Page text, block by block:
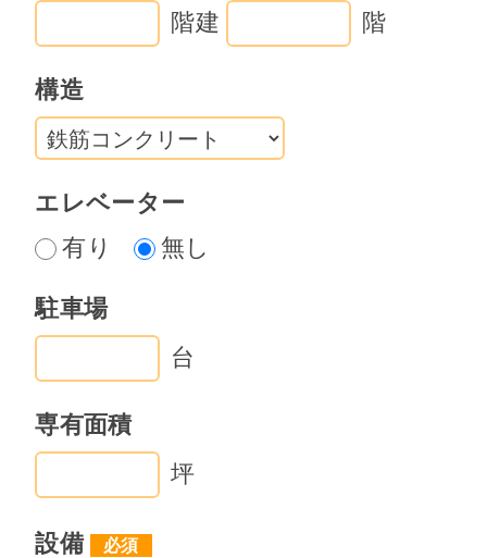
４、甲は、本物件の売却を乙以外の
者に依頼している場合、そのことを
乙に伝える義務を有する。
５、乙は、売買契約締結後に本物件
に瑕疵があることがあった場合にお
いても、その責は負わない。
６、乙は、本物件の物件内容紹介に
ついて、自社のホ－ムペ－ジに匿名
で掲載する。
７、甲が乙を通さず乙の紹介した買
主と直接或いは乙以外の第三者に依
頼して売買契約を締結した場合に
は、乙はその損害賠償として、売買
委託手数料の２倍の金額を甲に請求
階建
階
構造
エレベーター
有り
無し
駐車場
台
専有面積
坪
設備